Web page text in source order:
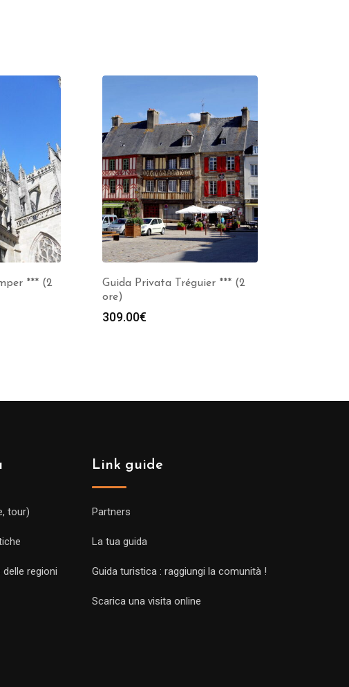
*** (2
Guida Privata Tréguier *** (2
ore)
309.00€
tour)
delle regioni
Link guide
Partners
La tua guida
Guida turistica : raggiungi la comunità !
Scarica una visita online